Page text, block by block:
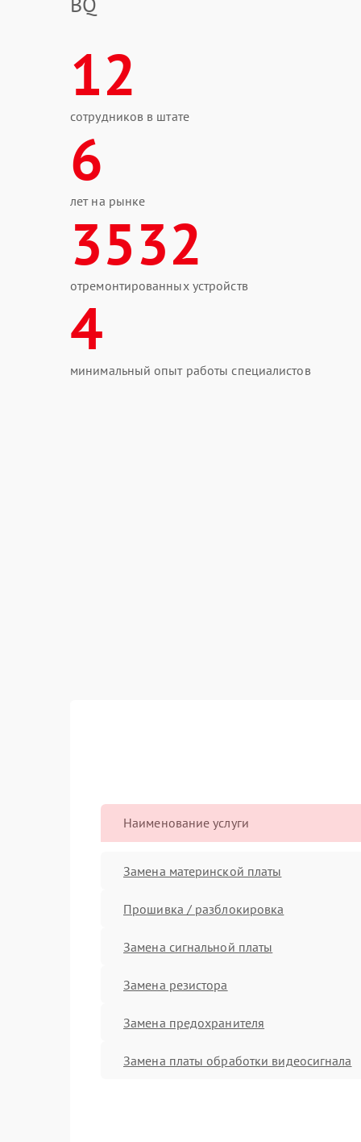
12
сотрудников в штате
6
лет на рынке
3532
отремонтированных устройств
4
минимальный опыт работы специалистов
Наименование услуги
Замена материнской платы
Прошивка / разблокировка
Замена сигнальной платы
Замена резистора
Замена предохранителя
Замена платы обработки видеосигнала